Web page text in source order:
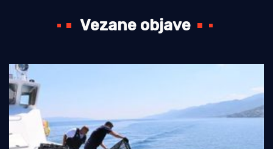
Vezane objave